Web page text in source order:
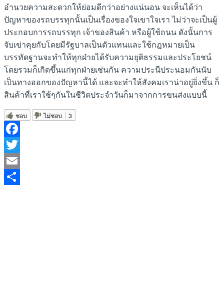
อำนวยความสะดวกให้ย่อมดีกว่าอย่างแน่นอน จะเห็นได้ว่า
ปัญหาของรถบรรทุกนั้นเป็นเรื่องของใจเขาใจเรา ไม่ว่าจะเป็นผู้
ประกอบการรถบรรทุก เจ้าของสินค้า หรือผู้ใช้ถนน ดังนั้นการ
จับเข่าคุยกับโดยมีรัฐบาลเป็นตัวแทนและใช้กฎหมายเป็น
บรรทัดฐานจะทำให้ทุกฝ่ายได้รับความยุติธรรมและประโยชน์
โดยรวมก็เกิดขึ้นแก่ทุกฝ่ายเช่นกัน ความประนีประนอมกันนับ
เป็นทางออกของปัญหานี้ได้ และจะทำให้สังคมเราน่าอยู่ยิ่งขึ้น ก็
สินค้าที่เราใช้ๆกันในชีวิตประจำวันก็มาจากการขนส่งแบบนี้
ชอบ ไม่ชอบ 3
Facebook
Twitter
Email